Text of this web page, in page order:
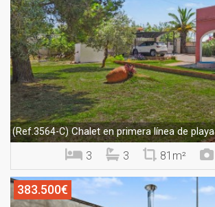
(Ref.3564-C)Chalet en primera línea de playa
3 3 81m²
383.500€